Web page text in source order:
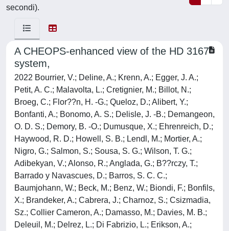
secondi).
A CHEOPS-enhanced view of the HD 3167
system,
2022 Bourrier, V.; Deline, A.; Krenn, A.; Egger, J. A.;
Petit, A. C.; Malavolta, L.; Cretignier, M.; Billot, N.;
Broeg, C.; Flor??n, H. -G.; Queloz, D.; Alibert, Y.;
Bonfanti, A.; Bonomo, A. S.; Delisle, J. -B.; Demangeon,
O. D. S.; Demory, B. -O.; Dumusque, X.; Ehrenreich, D.;
Haywood, R. D.; Howell, S. B.; Lendl, M.; Mortier, A.;
Nigro, G.; Salmon, S.; Sousa, S. G.; Wilson, T. G.;
Adibekyan, V.; Alonso, R.; Anglada, G.; B??rczy, T.;
Barrado y Navascues, D.; Barros, S. C. C.;
Baumjohann, W.; Beck, M.; Benz, W.; Biondi, F.; Bonfils,
X.; Brandeker, A.; Cabrera, J.; Charnoz, S.; Csizmadia,
Sz.; Collier Cameron, A.; Damasso, M.; Davies, M. B.;
Deleuil, M.; Delrez, L.; Di Fabrizio, L.; Erikson, A.;